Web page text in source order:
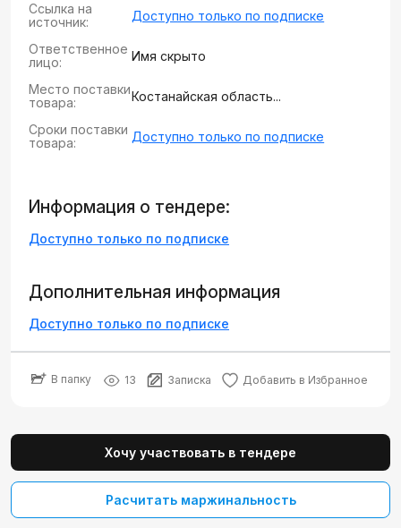
Ссылка на
источник:
Доступно только по подписке
Ответственное
лицо:
Имя скрыто
Место поставки
товара:
Костанайская область...
Сроки поставки
товара:
Доступно только по подписке
Информация о тендере:
Доступно только по подписке
Дополнительная информация
Доступно только по подписке
В папку 13 Записка Добавить в Избранное
Хочу участвовать в тендере
Расчитать маржинальность